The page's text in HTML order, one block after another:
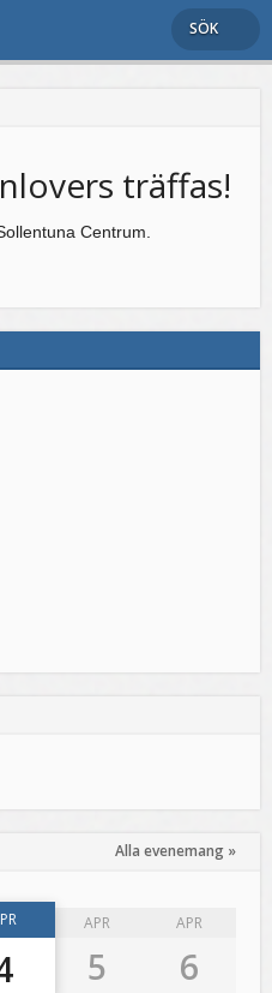
SÖK
träffas!
Centrum.
Alla evenemang »
APR
5
APR
6